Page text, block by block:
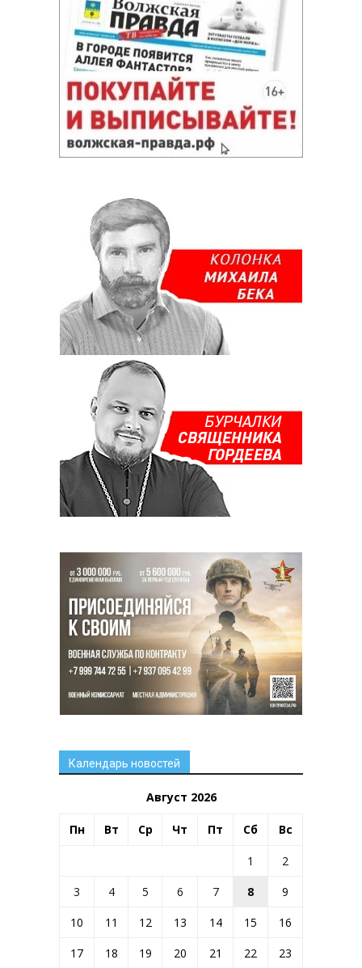
Календарь новостей
Август 2026
Пн Вт Ср Чт Пт Сб Вс
1
2
3
4 5 6 7 8
9
10
11 12 13 14 15
16
17
18 19 20 21 22
23